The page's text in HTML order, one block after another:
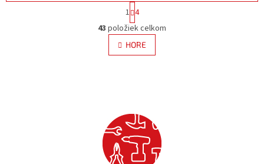
O
v
l
á
e
p
r
v
k
S
t
r
á
n
k
e
1 4
43 položiek celkom
HORE